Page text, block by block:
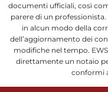
documenti ufficiali, così
parere di un
in alcun modo della
dell’aggiornamento dei
modifiche nel tempo.
direttamente un notaio
conformi